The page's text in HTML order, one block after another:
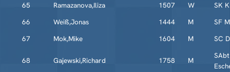
65
Ramazanova,Iliza 1507 W
SK
66
Weiß,Jonas 1444 M
SF
67
Mok,Mike 1604 M SC
68 Gajewski,Richard 1758 M